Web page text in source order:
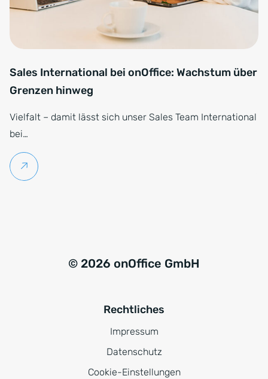
Sales International bei onOffice: Wachstum über
Grenzen hinweg
Vielfalt – damit lässt sich unser Sales Team International
bei…
Weiterlesen
© 2026 onOffice GmbH
Rechtliches
Impressum
Datenschutz
Cookie-Einstellungen